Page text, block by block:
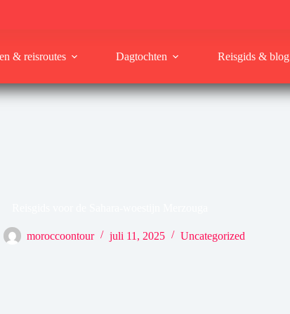
& reisroutes Dagtochten Reisgids & blog
moroccoontour juli 11, 2025 Uncategorized